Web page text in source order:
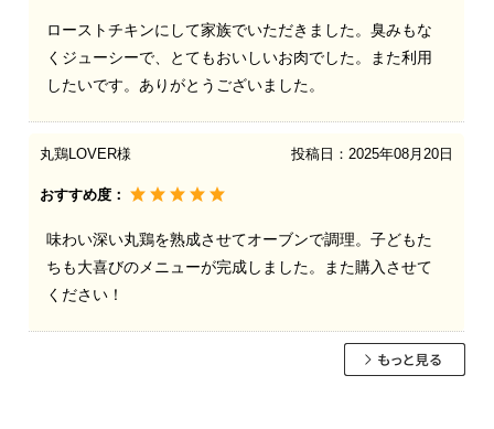
ローストチキンにして家族でいただきました。臭みもな
くジューシーで、とてもおいしいお肉でした。また利用
したいです。ありがとうございました。
丸鶏LOVER様 投稿日： 2025年08月20日
おすすめ度：
味わい深い丸鶏を熟成させてオーブンで調理。子どもた
ちも大喜びのメニューが完成しました。また購入させて
ください！